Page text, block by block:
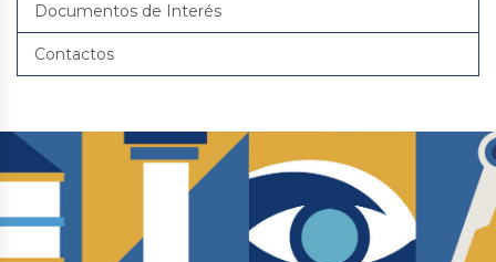
Documentos de Interés
Contactos